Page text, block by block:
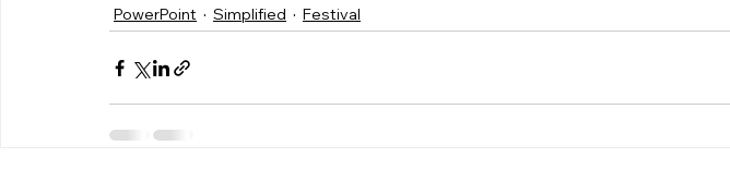
PowerPoint
Simplified Festival